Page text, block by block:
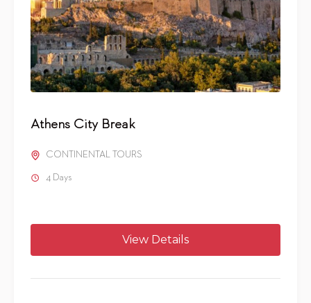
Athens City Break
CONTINENTAL TOURS
4 Days
View Details